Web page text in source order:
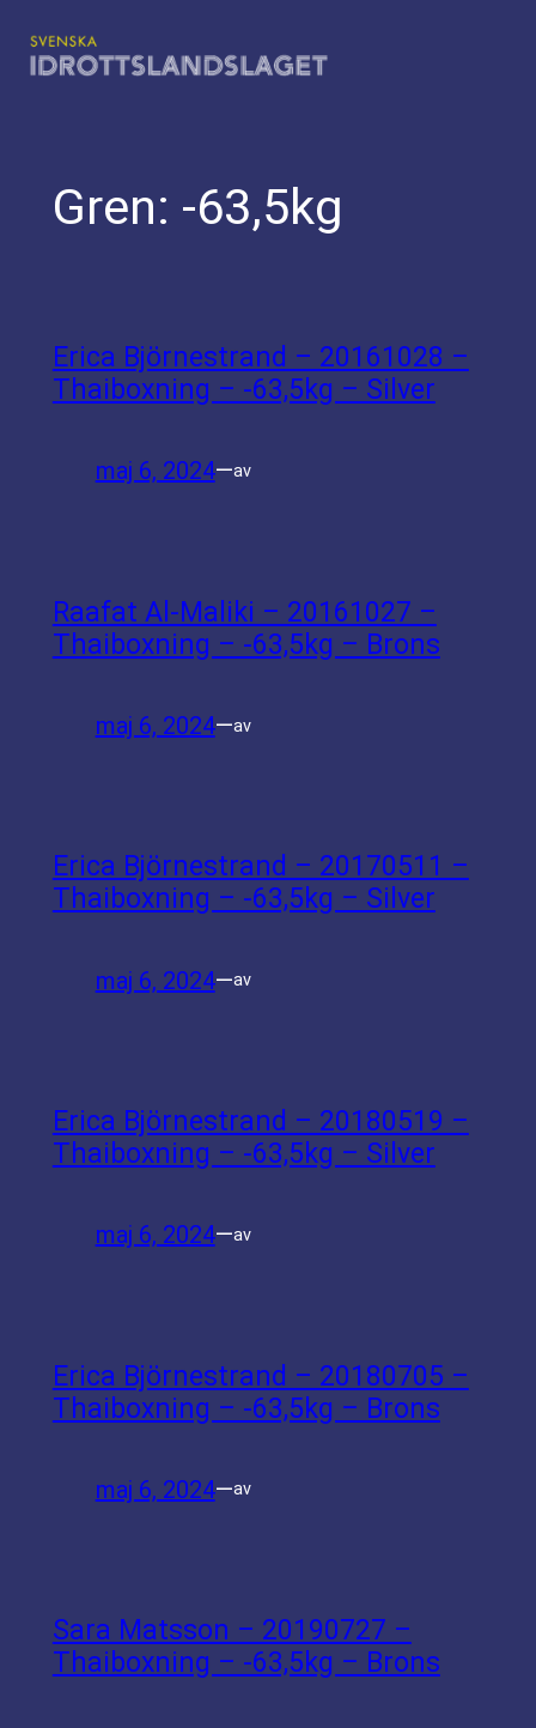
till
Gren: -63,5kg
Erica Björnestrand – 20161028 –
Thaiboxning – -63,5kg – Silver
maj 6, 2024—av
Raafat Al-Maliki – 20161027 –
Thaiboxning – -63,5kg – Brons
maj 6, 2024—av
Erica Björnestrand – 20170511 –
Thaiboxning – -63,5kg – Silver
maj 6, 2024—av
Erica Björnestrand – 20180519 –
Thaiboxning – -63,5kg – Silver
maj 6, 2024—av
Erica Björnestrand – 20180705 –
Thaiboxning – -63,5kg – Brons
maj 6, 2024—av
Sara Matsson – 20190727 –
Thaiboxning – -63,5kg – Brons